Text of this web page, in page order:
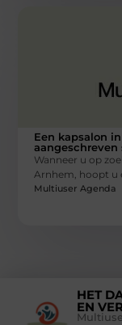
Een kapsalon
aangeschreven
Wanneer u op
Arnhem, hoopt u
Multiuser Agenda
HET
EN